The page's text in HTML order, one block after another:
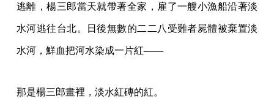
逃離，楊三郎當天就帶著全家，雇了一艘小漁船沿著淡
水河逃往台北。日後無數的二二八受難者屍體被棄置淡
水河，鮮血把河水染成一片紅——
那是楊三郎畫裡，淡水紅磚的紅。